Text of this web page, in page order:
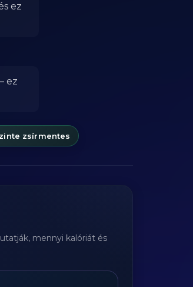
ez
ez
zsírmentes
mennyi kalóriát és